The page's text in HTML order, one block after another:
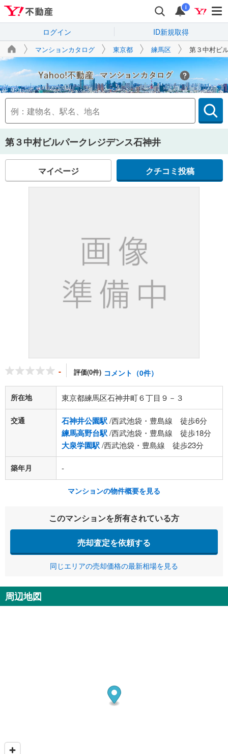
i
ログイン ID新規取得
マンションカタログ 東京都 練馬区 第３中村ビ
Yahoo!不動産
第３中村ビルパークレジデンス石神井
マイページ クチコミ投稿
- 評価(0件) コメント（0件）
所在地 東京都練馬区石神井町６丁目９－３
交通 石神井公園駅/西武池袋・豊島線 徒歩6分
練馬高野台駅/西武池袋・豊島線 徒歩18分
大泉学園駅/西武池袋・豊島線 徒歩23分
築年月 -
マンションの物件概要を見る
このマンションを所有されている方
売却査定を依頼する
同じエリアの売却価格の最新相場を見る
周辺地図